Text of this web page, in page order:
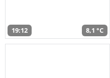
19:12 8,1 °C